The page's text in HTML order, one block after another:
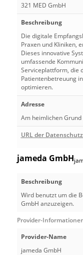
321 MED GmbH
Beschreibung
Die digitale
Praxen und Kliniken,
Dieses innovative
umfassende
Serviceplattform, die
Patientenbetreuung
optimieren.
Adresse
Am heimlichen
URL der
jameda GmbH
Beschreibung
Wird benutzt um die
GmbH anzuzeigen.
Provider-
Provider-Name
jameda GmbH